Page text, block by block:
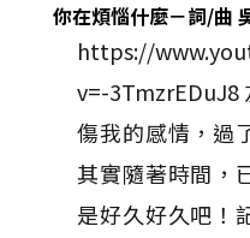
你在煩惱什麼－詞/曲
https://
v=-3TmzrEDuJ8
傷我的感情，過
其實隨著時間，
是好久好久吧！